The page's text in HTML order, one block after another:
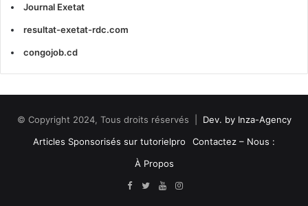
Journal Exetat
resultat-exetat-rdc.com
congojob.cd
© Copyright 2024, Tous droits réservés | Dev. by Inza-Agency
Articles Sponsorisés sur tutorielpro
Contactez – Nous :
À Propos